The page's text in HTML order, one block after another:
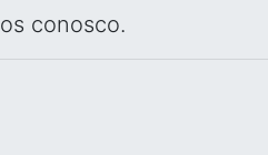
conosco.